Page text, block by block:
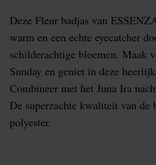
Deze Fleur badjas van
warm en een echte eyecatcher
schilderachtige bloemen. Maak
Sunday en geniet in deze
Combineer met het Juna Ira
De superzachte kwaliteit van de
polyester.